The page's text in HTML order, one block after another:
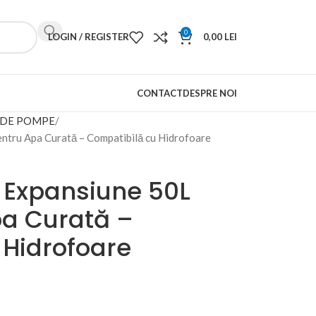
LOGIN / REGISTER 0 0,00 LEI
CONTACTDESPRE NOI
POMPE
Apa Curată – Compatibilă cu Hidrofoare
50L
Curată –